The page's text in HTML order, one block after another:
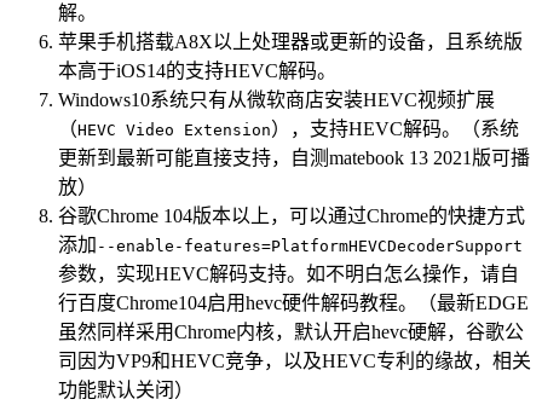
解。
苹果手机搭载A8X以上处理器或更新的设备，且系统版
本高于iOS14的支持HEVC解码。
Windows10系统只有从微软商店安装HEVC视频扩展
（HEVC Video Extension），支持HEVC解码。（系统
更新到最新可能直接支持，自测matebook 13 2021版可播
放）
谷歌Chrome 104版本以上，可以通过Chrome的快捷方式
添加 --enable-features=PlatformHEVCDecoderSupport
参数，实现HEVC解码支持。如不明白怎么操作，请自
行百度Chrome104启用hevc硬件解码教程。（最新EDGE
虽然同样采用Chrome内核，默认开启hevc硬解，谷歌公
司因为VP9和HEVC竞争，以及HEVC专利的缘故，相关
功能默认关闭）